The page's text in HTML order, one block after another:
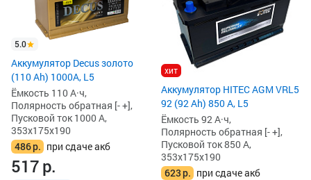
5.0
Аккумулятор Decus золото
(110 Ah) 1000A, L5
Ёмкость 110 А·ч,
Полярность обратная [- +],
Пусковой ток 1000 А,
353x175x190
486р. при сдаче акб
517р.
хит
Аккумулятор HITEC AGM VRL5
92 (92 Ah) 850 А, L5
Ёмкость 92 А·ч,
Полярность обратная [- +],
Пусковой ток 850 А,
353x175x190
623р. при сдаче акб